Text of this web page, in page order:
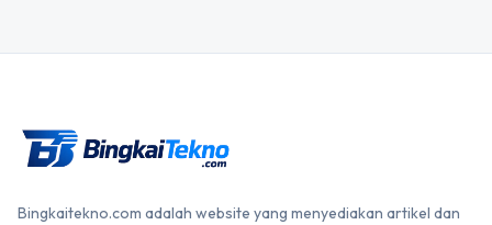
Bingkaitekno.com adalah website yang menyediakan artikel dan